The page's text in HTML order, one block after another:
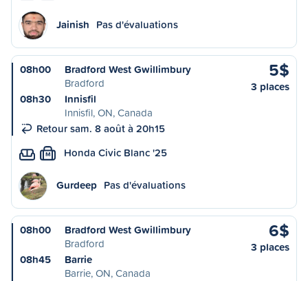
Jainish Pas d'évaluations
08h00
Bradford West Gwillimbury
Bradford
08h30
Innisfil
Innisfil, ON, Canada
Retour sam. 8 août à 20h15
5$
3 places
M Honda Civic Blanc '25
Gurdeep Pas d'évaluations
08h00
Bradford West Gwillimbury
Bradford
08h45
Barrie
Barrie, ON, Canada
6$
3 places